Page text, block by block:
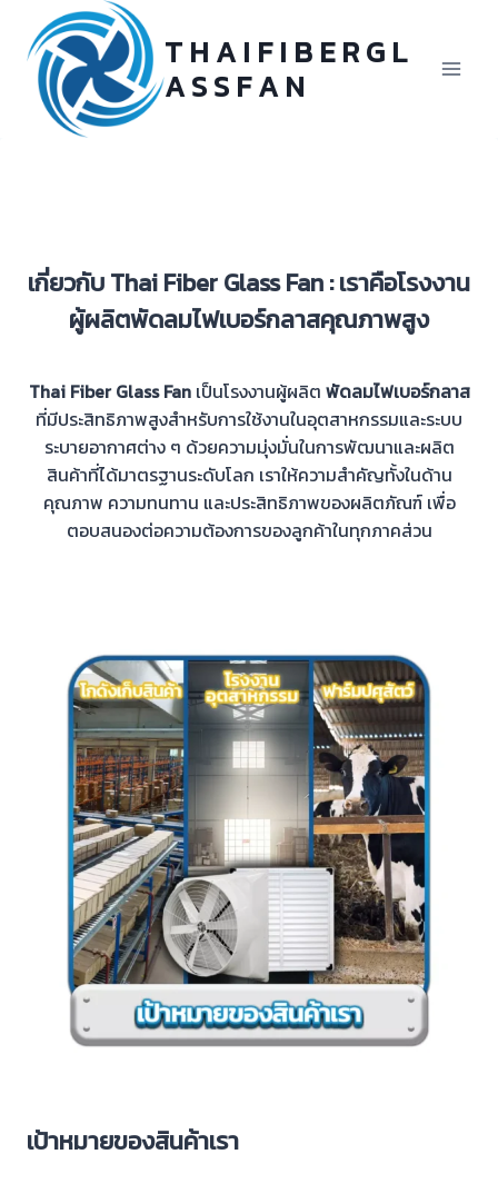
content
T H A I F I B E R G L
A S S F A N
เกี่ยวกับ Thai Fiber Glass Fan : เราคือโรงงาน
ผู้ผลิตพัดลมไฟเบอร์กลาสคุณภาพสูง
Thai Fiber Glass Fanเป็นโรงงานผู้ผลิต พัดลมไฟเบอร์กลาส
ที่มีประสิทธิภาพสูงสำหรับการใช้งานในอุตสาหกรรมและระบบ
ระบายอากาศต่าง ๆ ด้วยความมุ่งมั่นในการพัฒนาและผลิต
สินค้าที่ได้มาตรฐานระดับโลก เราให้ความสำคัญทั้งในด้าน
คุณภาพ ความทนทาน และประสิทธิภาพของผลิตภัณฑ์ เพื่อ
ตอบสนองต่อความต้องการของลูกค้าในทุกภาคส่วน
เป้าหมายของสินค้าเรา